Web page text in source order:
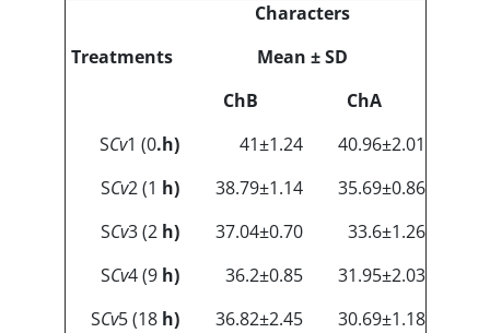
Characters
Treatments
Mean ± SD
ChA
ChB
40.96±2.01
41±1.24
SCv1 (0.h)
35.69±0.86
38.79±1.14
SCv2 (1 h)
33.6±1.26
37.04±0.70
SCv3 (2 h)
31.95±2.03
36.2±0.85
SCv4 (9 h)
30.69±1.18
36.82±2.45
SCv5 (18 h)